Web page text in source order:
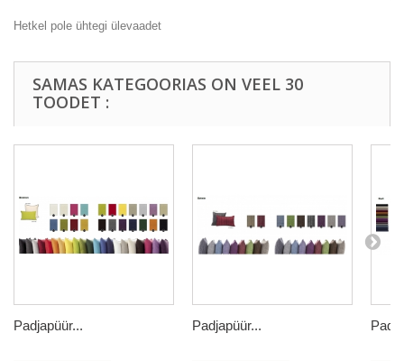
Hetkel pole ühtegi ülevaadet
SAMAS KATEGOORIAS ON VEEL 30
TOODET :
Padjapüür... Padjapüür...